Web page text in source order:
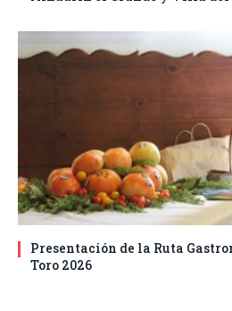
Presentación de la Ruta
Toro 2026